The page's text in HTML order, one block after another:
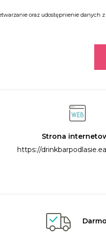
oraz udostępnienie danych
Strona
https://